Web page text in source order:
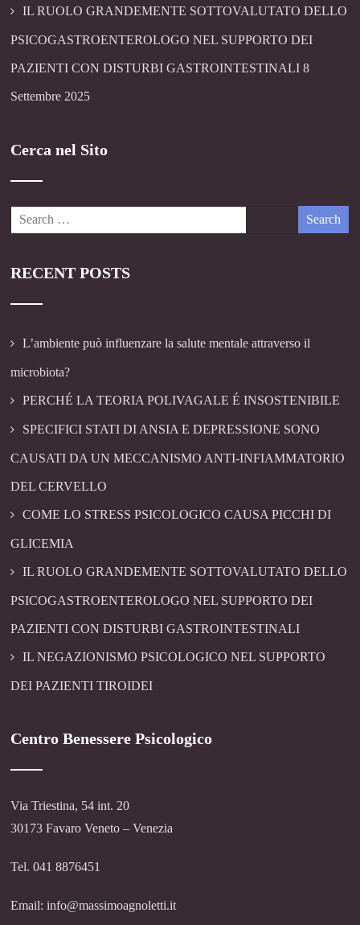
IL RUOLO GRANDEMENTE SOTTOVALUTATO DELLO
PSICOGASTROENTEROLOGO NEL SUPPORTO DEI
PAZIENTI CON DISTURBI GASTROINTESTINALI 8
Settembre 2025
Cerca nel Sito
RECENT POSTS
L’ambiente può influenzare la salute mentale attraverso il
microbiota?
PERCHÉ LA TEORIA POLIVAGALE É INSOSTENIBILE
SPECIFICI STATI DI ANSIA E DEPRESSIONE SONO
CAUSATI DA UN MECCANISMO ANTI-INFIAMMATORIO
DEL CERVELLO
COME LO STRESS PSICOLOGICO CAUSA PICCHI DI
GLICEMIA
IL RUOLO GRANDEMENTE SOTTOVALUTATO DELLO
PSICOGASTROENTEROLOGO NEL SUPPORTO DEI
PAZIENTI CON DISTURBI GASTROINTESTINALI
IL NEGAZIONISMO PSICOLOGICO NEL SUPPORTO
DEI PAZIENTI TIROIDEI
Centro Benessere Psicologico
Via Triestina, 54 int. 20
30173 Favaro Veneto – Venezia
Tel. 041 8876451
Email: info@massimoagnoletti.it